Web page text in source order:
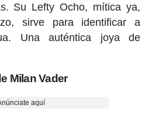
Su Lefty Ocho, mítica ya,
sirve para identificar a
Una auténtica joya de
Milan Vader
aquí